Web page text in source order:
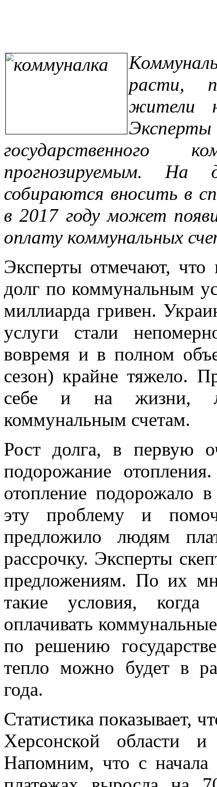
расти,
жители
государственного
прогнозируемым. На
собираются вносить в
в 2017 году может
оплату коммунальных
Эксперты отмечают,
долг по коммунальным
миллиарда гривен.
услуги стали
вовремя и в полном
сезон) крайне тяжело.
себе и на жизни,
коммунальным счетам.
Рост долга, в первую
подорожание
отопление подорожало
эту проблему и
предложило людям
рассрочку. Эксперты
предложениям. По их
такие условия,
оплачивать
по решению
тепло можно будет в
года.
Статистика показывает,
Херсонской области и
Напомним, что с начала